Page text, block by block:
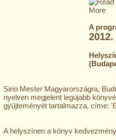
A
Sirio Mester Magyarországra,
nyelven megjelent legújabb
gyűjteményét tartalmazza, címe:
A helyszínen a könyv